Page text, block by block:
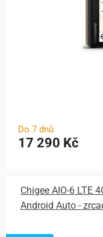
Do 7 dnů
17 290 Kč
Chigee AIO-6 LTE
Android Auto -